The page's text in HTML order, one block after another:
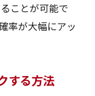
ことが可能で
率が大幅にアッ
する方法